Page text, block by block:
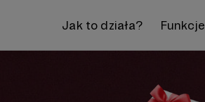
Jak to działa? Funkcje